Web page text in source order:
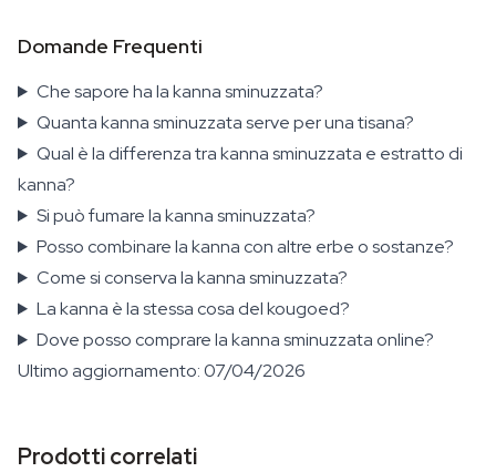
Domande Frequenti
Che sapore ha la kanna sminuzzata?
Quanta kanna sminuzzata serve per una tisana?
Qual è la differenza tra kanna sminuzzata e estratto di
kanna?
Si può fumare la kanna sminuzzata?
Posso combinare la kanna con altre erbe o sostanze?
Come si conserva la kanna sminuzzata?
La kanna è la stessa cosa del kougoed?
Dove posso comprare la kanna sminuzzata online?
Ultimo aggiornamento: 07/04/2026
Prodotti correlati